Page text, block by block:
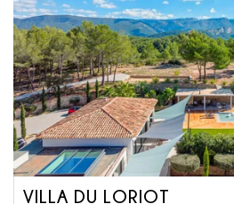
VILLA DU LORIOT